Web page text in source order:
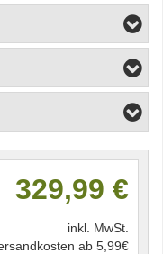
329,99 €
inkl. MwSt.
ab 5,99€